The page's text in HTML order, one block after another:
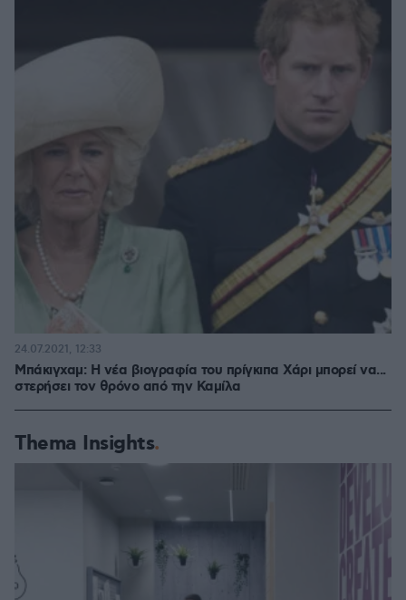
Μπάκιγχαμ: Η νέα βιογραφία του πρίγκιπα Χάρι μπορεί να...
στερήσει τον θρόνο από την Καμίλα
24.07.2021, 12:33
Thema Insights